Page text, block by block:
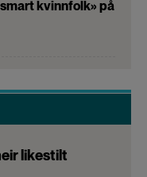
kvinnfolk» på
likestilt